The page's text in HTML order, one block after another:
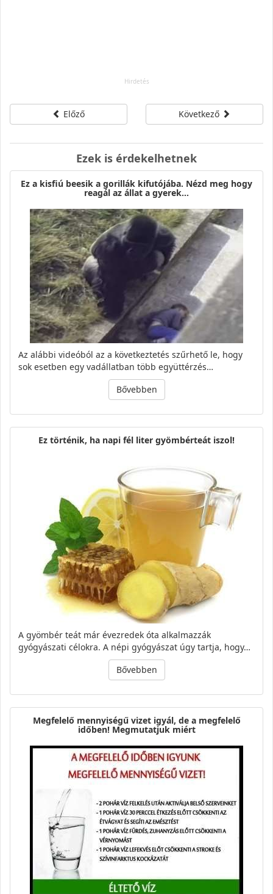
Előző Következő
Ezek is érdekelhetnek
Ez a kisfiú beesik a gorillák kifutójába. Nézd meg hogy
reagál az állat a gyerek…
Az alábbi videóból az a következtetés szűrhető le, hogy
sok esetben egy vadállatban több együttérzés…
Bővebben
Ez történik, ha napi fél liter gyömbérteát iszol!
A gyömbér teát már évezredek óta alkalmazzák
gyógyászati célokra. A népi gyógyászat úgy tartja, hogy…
Bővebben
Megfelelő mennyiségű vizet igyál, de a megfelelő
időben! Megmutatjuk miért